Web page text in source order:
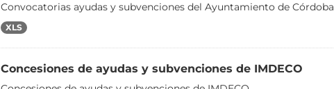
Convocatorias ayudas y subvenciones del Ayuntamiento de Córdoba
XLS
Concesiones de ayudas y subvenciones de IMDECO